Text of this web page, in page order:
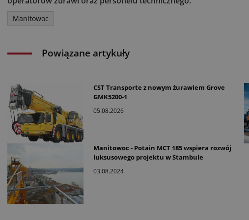
Manitowoc
Powiązane artykuły
CST Transporte z nowym żurawiem Grove
GMK5200-1
05.08.2026
Manitowoc - Potain MCT 185 wspiera rozwój
luksusowego projektu w Stambule
03.08.2024